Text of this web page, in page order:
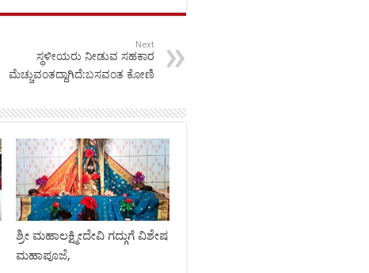
Next
ಸ್ಥಳೀಯರು ನೀಡುವ ಸಹಕಾರ
ಮೆಚ್ಚುವಂತದ್ದಾಗಿದೆ:ಬಸವಂತ ಕೋಣಿ
ಶ್ರೀ ಮಹಾಲಕ್ಷ್ಮೀದೇವಿ ಗದ್ಗುಗೆ ವಿಶೇಷ
ಮಹಾಪೂಜೆ,